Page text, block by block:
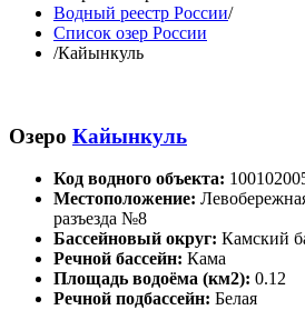
Водный реестр России/
Список озер России
/Кайынкуль
Озеро Кайынкуль
Код водного объекта:
Местоположение:
разъезда №8
Бассейновый округ: Камский
Речной бассейн: Кама
Площадь водоёма (км2): 0.12
Речной подбассейн: Белая